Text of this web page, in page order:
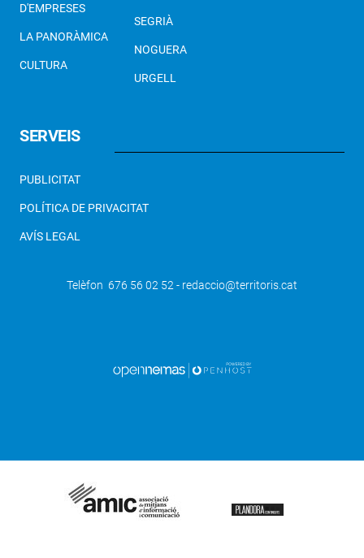
D'EMPRESES
LA PANORÀMICA
CULTURA
SEGRIÀ
NOGUERA
URGELL
SERVEIS
PUBLICITAT
POLÍTICA DE PRIVACITAT
AVÍS LEGAL
Telèfon 676 56 02 52 - redaccio@territoris.cat